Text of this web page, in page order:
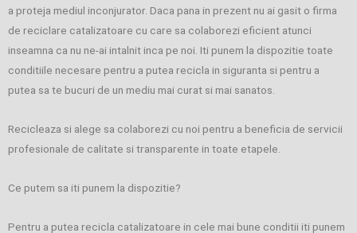
a proteja mediul inconjurator. Daca pana in prezent nu ai gasit o firma
de reciclare catalizatoare cu care sa colaborezi eficient atunci
inseamna ca nu ne-ai intalnit inca pe noi. Iti punem la dispozitie toate
conditiile necesare pentru a putea recicla in siguranta si pentru a
putea sa te bucuri de un mediu mai curat si mai sanatos.
Recicleaza si alege sa colaborezi cu noi pentru a beneficia de servicii
profesionale de calitate si transparente in toate etapele.
Ce putem sa iti punem la dispozitie?
Pentru a putea recicla catalizatoare in cele mai bune conditii iti punem